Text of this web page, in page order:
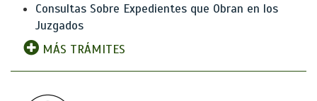
Consultas Sobre Expedientes que Obran en los
Juzgados
MÁS TRÁMITES